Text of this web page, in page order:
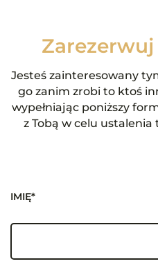
Jesteś zainteresowany
go zanim zrobi to ktoś
wypełniając poniższy
z Tobą w celu
IMIĘ*